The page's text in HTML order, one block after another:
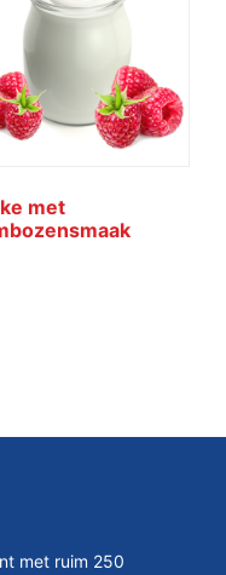
met
met ruim 250